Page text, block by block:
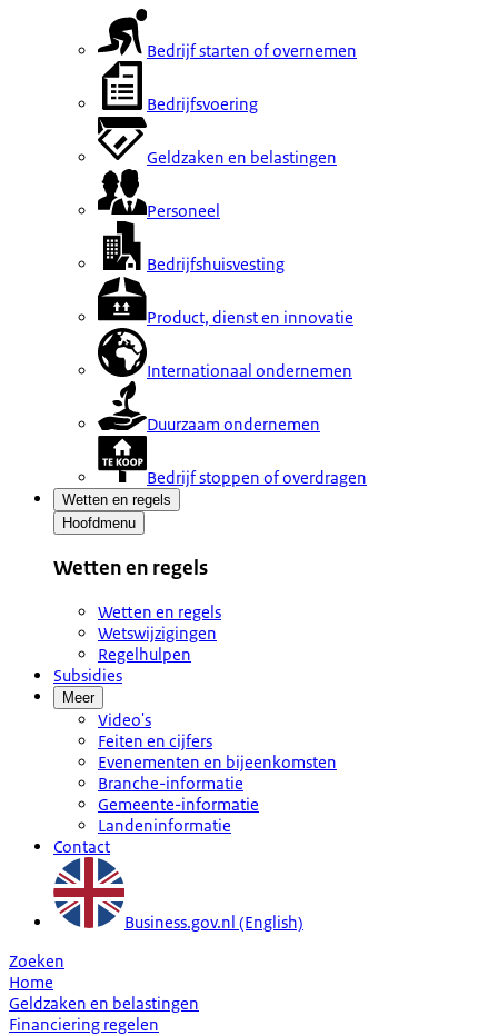
Bedrijf starten of overnemen
Bedrijfsvoering
Geldzaken en belastingen
Personeel
Bedrijfshuisvesting
Product, dienst en innovatie
Internationaal ondernemen
Duurzaam ondernemen
Bedrijf stoppen of overdragen
Wetten en regels
Hoofdmenu
Wetten en regels
Wetten en regels
Wetswijzigingen
Regelhulpen
Subsidies
Meer
Video's
Feiten en cijfers
Evenementen en bijeenkomsten
Branche-informatie
Gemeente-informatie
Landeninformatie
Contact
Business.gov.nl (English)
Zoeken
Home
Geldzaken en belastingen
Financiering regelen